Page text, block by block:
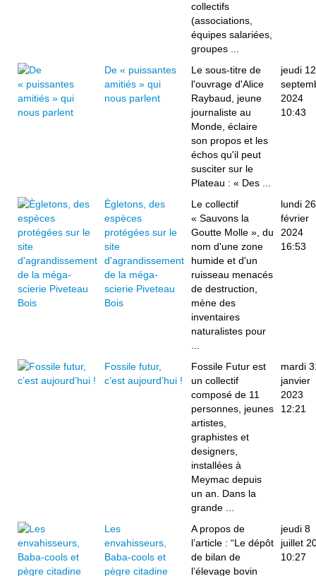
collectifs
(associations,
équipes salariées,
groupes ...
De « puissantes
amitiés » qui
nous parlent
Le sous-titre de
l'ouvrage d'Alice
Raybaud, jeune
journaliste au
Monde, éclaire
son propos et les
échos qu'il peut
susciter sur le
Plateau : « Des ...
jeudi 12
2024
10:43
Ègletons, des
espèces
protégées sur le
site
d'agrandissement
de la méga-
scierie Piveteau
Bois
Le collectif
« Sauvons la
Goutte Molle », du
nom d'une zone
humide et d'un
ruisseau menacés
de destruction,
mène des
inventaires
naturalistes pour
lundi 26
février
2024
16:53
Fossile futur,
c’est aujourd’hui !
Fossile Futur est
un collectif
composé de 11
personnes, jeunes
artistes,
graphistes et
designers,
installées à
Meymac depuis
un an. Dans la
grande ...
mardi
janvier
2023
12:21
Les
envahisseurs,
Baba-cools et
pègre citadine
A propos de
l’article : “Le dépôt
de bilan de
l’élevage bovin
jeudi 8
juillet
10:27